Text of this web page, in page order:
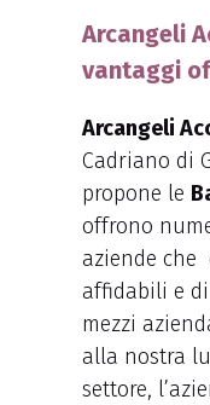
Arcangeli
vantaggi
Arcangeli
Cadriano di
propone le
offrono
aziende che
affidabili e
mezzi
alla nostra
settore,